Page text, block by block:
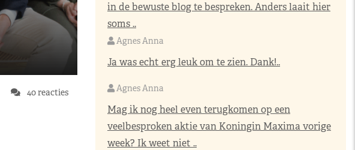
40 reacties
in de bewuste blog te bespreken. Anders laait hier
soms ..
Agnes Anna
Ja was echt erg leuk om te zien. Dank!..
Agnes Anna
Mag ik nog heel even terugkomen op een
veelbesproken aktie van Koningin Maxima vorige
week? Ik weet niet ..